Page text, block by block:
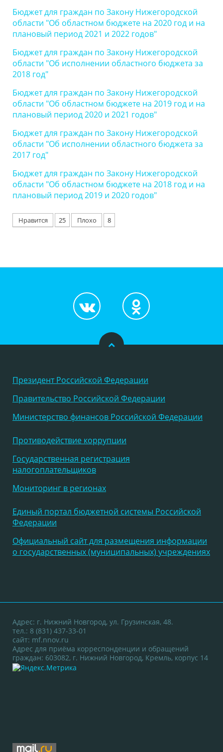
Бюджет для граждан по Закону Нижегородской
области "Об областном бюджете на 2020 год и на
плановый период 2021 и 2022 годов"
Бюджет для граждан по Закону Нижегородской
области "Об исполнении областного бюджета за
2018 год"
Бюджет для граждан по Закону Нижегородской
области "Об областном бюджете на 2019 год и на
плановый период 2020 и 2021 годов"
Бюджет для граждан по Закону Нижегородской
области "Об исполнении областного бюджета за
2017 год"
Бюджет для граждан по Закону Нижегородской
области "Об областном бюджете на 2018 год и на
плановый период 2019 и 2020 годов"
Нравится 25 Плохо 8
Президент Российской Федерации
Правительство Российской Федерации
Министерство финансов Российской Федерации
Противодействие коррупции
Государственная регистрация
налогоплательщиков
Мониторинг в регионах
Единый портал бюджетной системы Российской
Федерации
Официальный сайт для размещения информации
о государственных (муниципальных) учреждениях
Адрес: г. Нижний Новгород, ул. Грузинская, 48.
тел.: 8 (831) 437-33-01
сайт: mf.nnov.ru
Адрес для приёма корреспонденции и обращений
граждан: 603082, г. Нижний Новгород, Кремль, корпус 14